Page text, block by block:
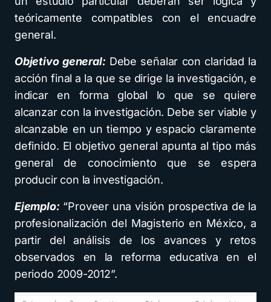
teóricamente compatibles con el encuadre
general.
Objetivo general: Debe señalar con claridad la
acción final a la que se dirige la investigación, e
indicar en forma global lo que se quiere
alcanzar con la investigación. Debe ser viable y
alcanzable en un tiempo y espacio claramente
definido. El objetivo general apunta al tipo más
general de conocimiento que se espera
producir con la investigación.
Ejemplo: “Proveer una visión prospectiva de la
profesionalización del Magisterio en México, a
partir del análisis de los avances y retos
observados en la reforma educativa en el
periodo 2009-2012”.